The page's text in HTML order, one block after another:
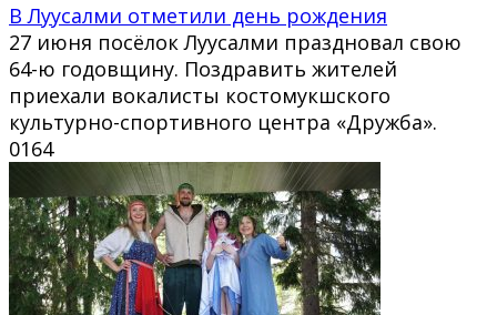
В Луусалми отметили день рождения
27 июня посёлок Луусалми праздновал свою
64-ю годовщину. Поздравить жителей
приехали вокалисты костомукшского
культурно-спортивного центра «Дружба».
0164